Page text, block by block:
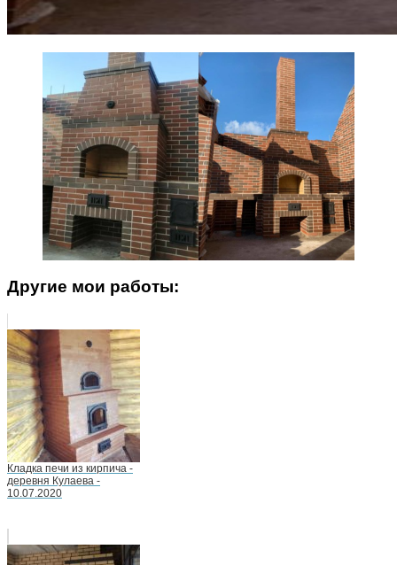
Другие мои работы:
Кладка печи из кирпича -
деревня Кулаева -
10.07.2020